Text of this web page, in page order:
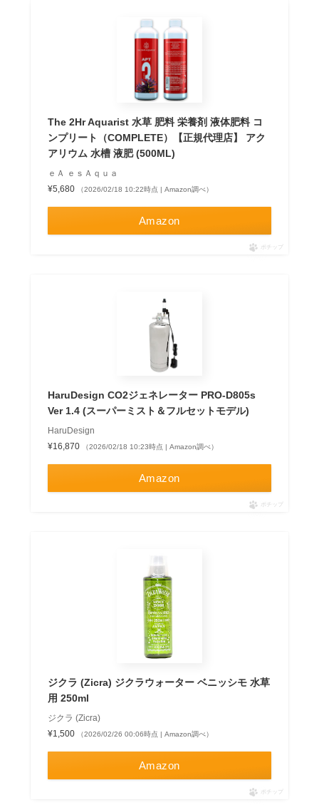
The 2Hr Aquarist 水草 肥料 栄養剤 液体肥料 コ
ンプリート（COMPLETE）【正規代理店】 アク
アリウム 水槽 液肥 (500ML)
ｅＡ ｅｓＡｑｕａ
¥5,680
（2026/02/18 10:22時点 | Amazon調べ）
Amazon
ポチップ
HaruDesign CO2ジェネレーター PRO-D805s
Ver 1.4 (スーパーミスト＆フルセットモデル)
HaruDesign
¥16,870
（2026/02/18 10:23時点 | Amazon調べ）
Amazon
ポチップ
ジクラ (Zicra) ジクラウォーター ベニッシモ 水草
用 250ml
ジクラ (Zicra)
¥1,500
（2026/02/26 00:06時点 | Amazon調べ）
Amazon
ポチップ